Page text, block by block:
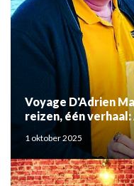
Voyage D'Adrien
reizen, één verhaal:
Mouden
1 oktober 2025